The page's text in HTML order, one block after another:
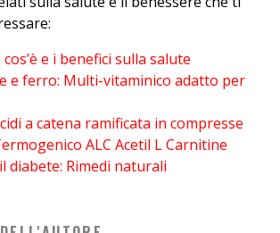
e i benefici sulla salute
e ferro: Multi-vitaminico adatto per
a catena ramificata in compresse
ALC Acetil L Carnitine
diabete: Rimedi naturali